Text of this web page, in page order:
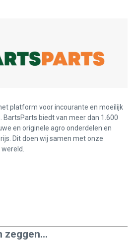
platform voor incourante en moeilijk
BartsParts biedt van meer dan 1.600
en originele agro onderdelen en
Dit doen wij samen met onze
zeggen...